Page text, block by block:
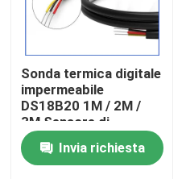
Termistore di SMD NTC
Termistor NTC di potenza
Sonda termica digitale
impermeabile
DS18B20 1M / 2M /
3M Sensore di
temperatura con
XH2.54mm-3P per
varie misurazioni di
Invia richiesta